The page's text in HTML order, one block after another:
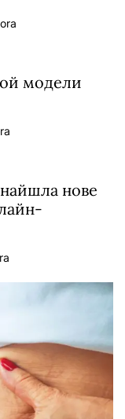
модели
нове